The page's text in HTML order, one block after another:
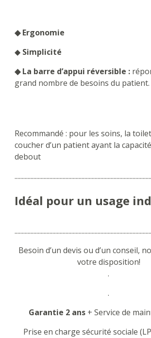
◆ Ergonomie
◆ Simplicité
◆ La barre d’appui réversible :
grand nombre de besoins du patient.
Recommandé : pour les soins, la
coucher d’un patient ayant la
debout
Idéal pour un usage
Besoin d’un devis ou d’un conseil,
votre disposition!
.
.
Garantie 2 ans + Service de
Prise en charge sécurité sociale